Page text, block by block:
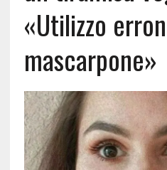
«Utilizzo
mascarpone»